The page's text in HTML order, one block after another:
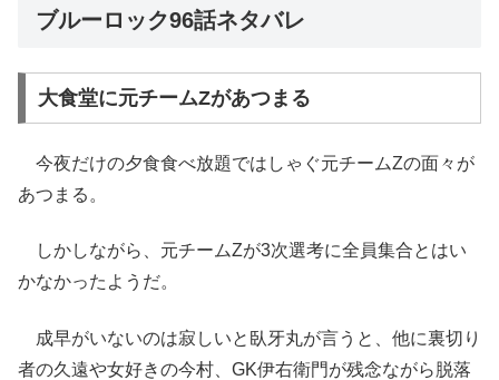
ブルーロック96話ネタバレ
大食堂に元チームZがあつまる
今夜だけの夕食食べ放題ではしゃぐ元チームZの面々が
あつまる。
しかしながら、元チームZが3次選考に全員集合とはい
かなかったようだ。
成早がいないのは寂しいと臥牙丸が言うと、他に裏切り
者の久遠や女好きの今村、GK伊右衛門が残念ながら脱落